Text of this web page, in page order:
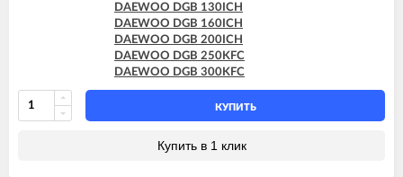
DAEWOO DGB 130ICH
DAEWOO DGB 160ICH
DAEWOO DGB 200ICH
DAEWOO DGB 250KFC
DAEWOO DGB 300KFC
КУПИТЬ
Купить в 1 клик